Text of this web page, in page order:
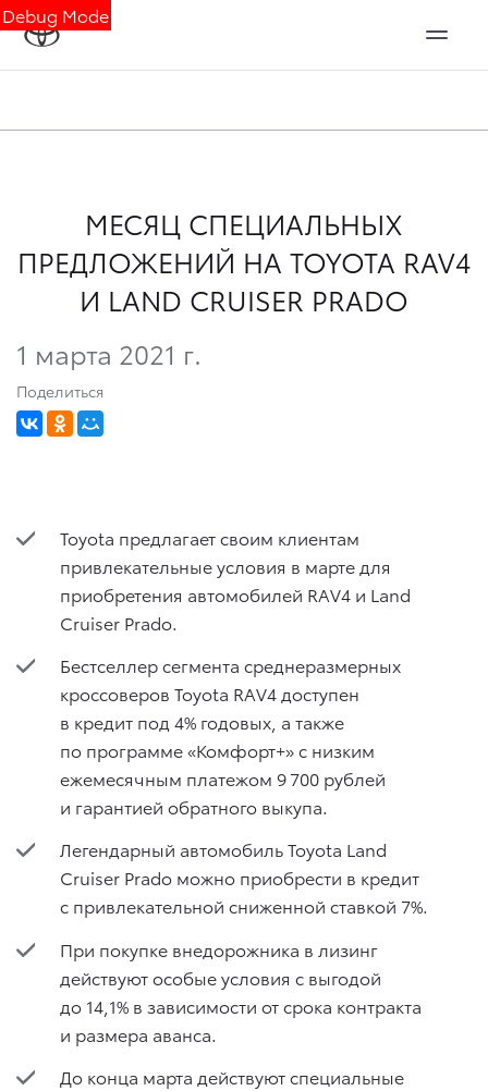
Debug Mode
МЕСЯЦ СПЕЦИАЛЬНЫХ
ПРЕДЛОЖЕНИЙ НА TOYOTA RAV4
И LAND CRUISER PRADO
1 марта 2021 г.
Поделиться
Toyota предлагает своим клиентам
привлекательные условия в марте для
приобретения автомобилей RAV4 и Land
Cruiser Prado.
Бестселлер сегмента среднеразмерных
кроссоверов Toyota RAV4 доступен
в кредит под 4% годовых, а также
по программе «Комфорт+» с низким
ежемесячным платежом 9 700 рублей
и гарантией обратного выкупа.
Легендарный автомобиль Toyota Land
Cruiser Prado можно приобрести в кредит
с привлекательной сниженной ставкой 7%.
При покупке внедорожника в лизинг
действуют особые условия с выгодой
до 14,1% в зависимости от срока контракта
и размера аванса.
До конца марта действуют специальные